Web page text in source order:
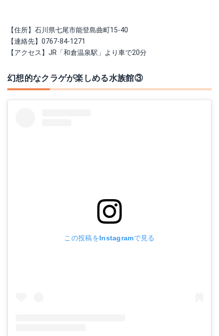
【住所】石川県七尾市能登島曲町15-40
【連絡先】0767-84-1271
【アクセス】JR「和倉温泉駅」より車で20分
幻想的なクラゲが楽しめる水族館③
この投稿をInstagramで見る